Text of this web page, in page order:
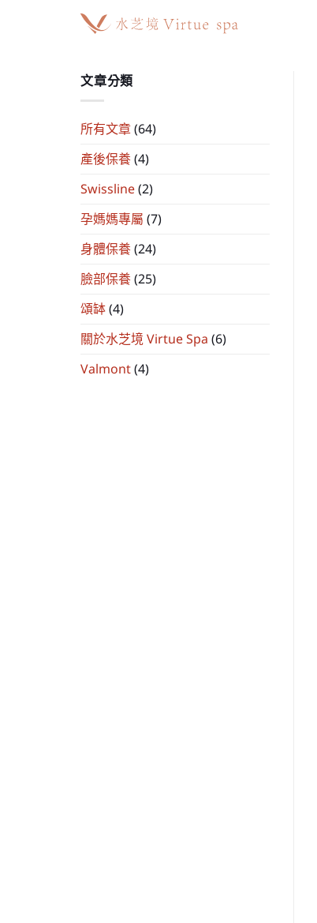
文章分類
所有文章(64)
產後保養(4)
Swissline(2)
孕媽媽專屬 (7)
身體保養(24)
臉部保養(25)
頌缽(4)
關於水芝境 Virtue Spa (6)
Valmont(4)